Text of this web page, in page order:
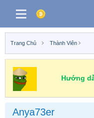
Trang Chủ Thành Viên
Hướng
Anya73er